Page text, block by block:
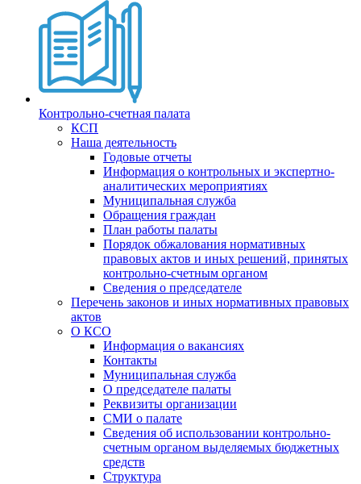
Контрольно-счетная палата
КСП
Наша деятельность
Годовые отчеты
Информация о контрольных и экспертно-
аналитических мероприятиях
Муниципальная служба
Обращения граждан
План работы палаты
Порядок обжалования нормативных
правовых актов и иных решений, принятых
контрольно-счетным органом
Сведения о председателе
Перечень законов и иных нормативных правовых
актов
О КСО
Информация о вакансиях
Контакты
Муниципальная служба
О председателе палаты
Реквизиты организации
СМИ о палате
Сведения об использовании контрольно-
счетным органом выделяемых бюджетных
средств
Структура